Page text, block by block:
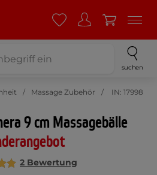
suchen
Massage Zubehör IN: 17998
9 cm Massagebälle
2 Bewertung